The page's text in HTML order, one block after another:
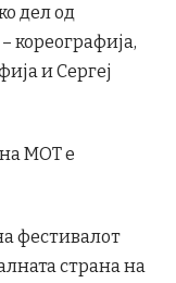
дел од
кореографија,
и Сергеј
МОТ е
фестивалот
страна на